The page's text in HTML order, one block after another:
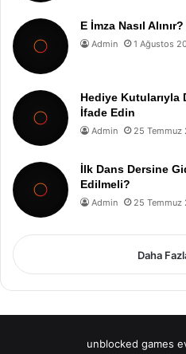
E İmza Nasıl
Admin 1 Ağustos
Hediye Kutularıyla
İfade Edin
Admin 25 Temmuz
İlk Dans Dersine
Edilmeli?
Admin 25 Temmuz
Daha
unblocked games